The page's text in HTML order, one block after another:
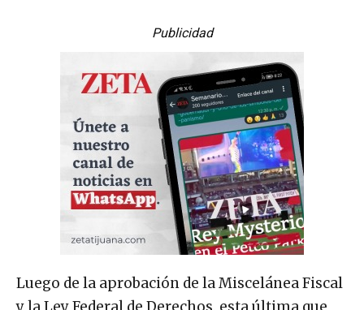
Publicidad
Luego de la aprobación de la Miscelánea Fiscal